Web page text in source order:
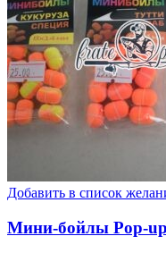
Добавить в список
Мини-бойлы Pop-